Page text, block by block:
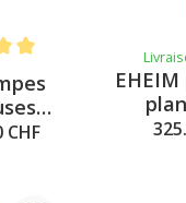
de 5 sur 5 étoiles
CHF